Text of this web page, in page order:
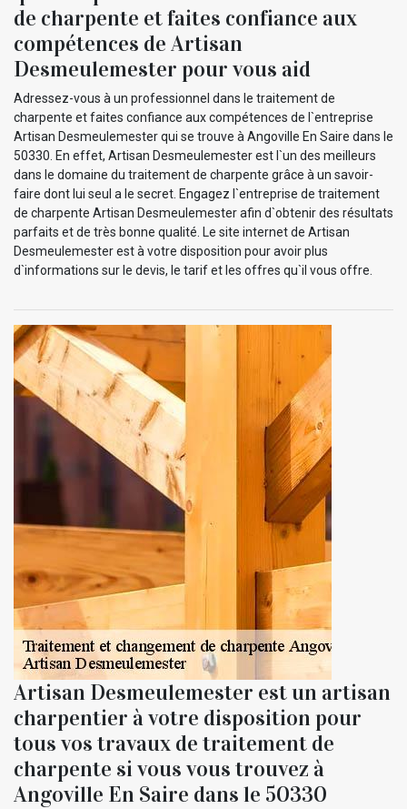
de charpente et faites confiance aux
compétences de Artisan
Desmeulemester pour vous aid
Adressez-vous à un professionnel dans le traitement de
charpente et faites confiance aux compétences de l`entreprise
Artisan Desmeulemester qui se trouve à Angoville En Saire dans le
50330. En effet, Artisan Desmeulemester est l`un des meilleurs
dans le domaine du traitement de charpente grâce à un savoir-
faire dont lui seul a le secret. Engagez l`entreprise de traitement
de charpente Artisan Desmeulemester afin d`obtenir des résultats
parfaits et de très bonne qualité. Le site internet de Artisan
Desmeulemester est à votre disposition pour avoir plus
d`informations sur le devis, le tarif et les offres qu`il vous offre.
Artisan Desmeulemester est un artisan
charpentier à votre disposition pour
tous vos travaux de traitement de
charpente si vous vous trouvez à
Angoville En Saire dans le 50330